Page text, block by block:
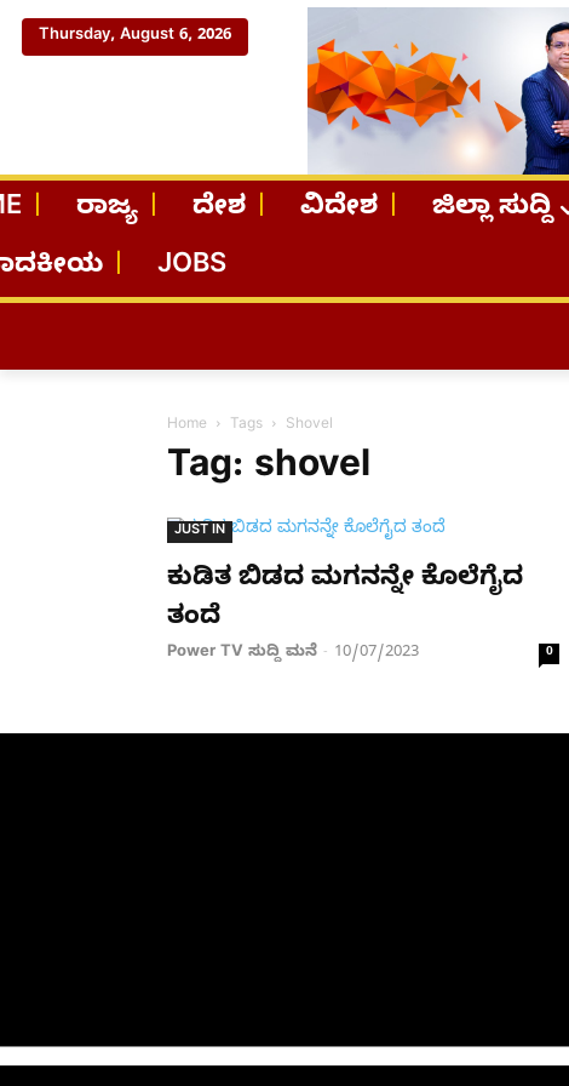
Thursday, August 6, 2026
ರಾಜ್ಯ ದೇಶ ವಿದೇಶ ಜಿಲ್ಲಾ ಸುದ್ದಿ
JOBS
Home Tags Shovel
Tag: shovel
JUST IN
ಕುಡಿತ ಬಿಡದ ಮಗನನ್ನೇ ಕೊಲೆಗೈದ
ತಂದೆ
Power TV ಸುದ್ದಿ ಮನೆ - 10/07/2023 0